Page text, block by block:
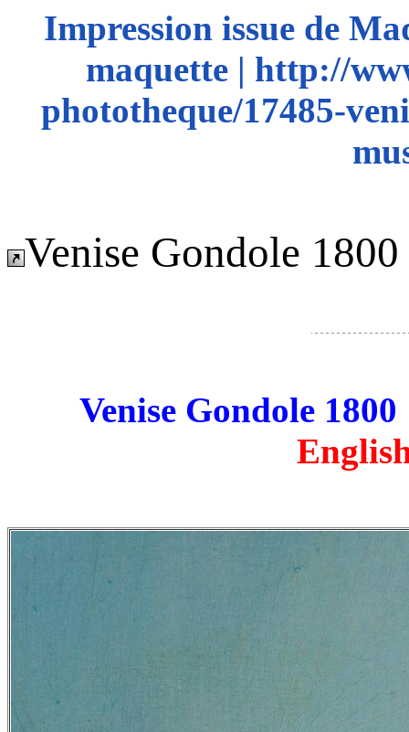
Impression issue de
maquette | http://
phototheque/17485-
Venise Gondole
Venise Gondole